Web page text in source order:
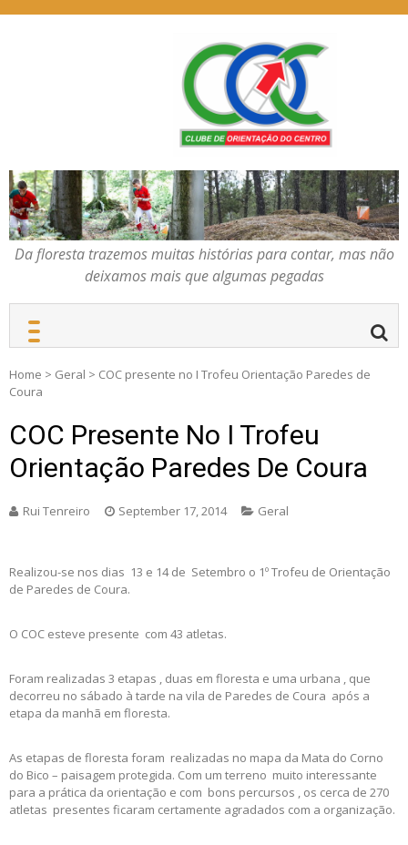
COC – CLUBE DE
ORIENTAÇÃO DO
CENTRO
Da floresta trazemos
muitas histórias para
contar, mas não deixamos
mais que algumas
pegadas
Da floresta trazemos muitas histórias para contar, mas não
deixamos mais que algumas pegadas
Home > Geral > COC presente no I Trofeu Orientação Paredes de
Coura
COC Presente No I Trofeu
Orientação Paredes De Coura
Rui Tenreiro September 17, 2014 Geral
Realizou-se nos dias 13 e 14 de Setembro o 1º Trofeu de Orientação
de Paredes de Coura.
O COC esteve presente com 43 atletas.
Foram realizadas 3 etapas , duas em floresta e uma urbana , que
decorreu no sábado à tarde na vila de Paredes de Coura após a
etapa da manhã em floresta.
As etapas de floresta foram realizadas no mapa da Mata do Corno
do Bico – paisagem protegida. Com um terreno muito interessante
para a prática da orientação e com bons percursos , os cerca de 270
atletas presentes ficaram certamente agradados com a organização.